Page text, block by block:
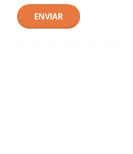
ENVIAR